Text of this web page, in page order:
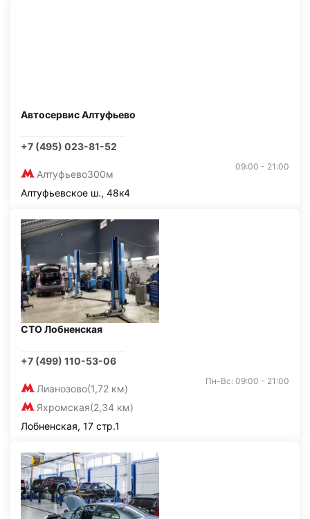
Автосервис Алтуфьево
+7 (495) 023-81-52
Алтуфьево300м
09:00 - 21:00
Алтуфьевское ш., 48к4
СТО Лобненская
+7 (499) 110-53-06
Лианозово(1,72 км)
Яхромская(2,34 км)
Пн-Вс: 09:00 - 21:00
Лобненская, 17 стр.1